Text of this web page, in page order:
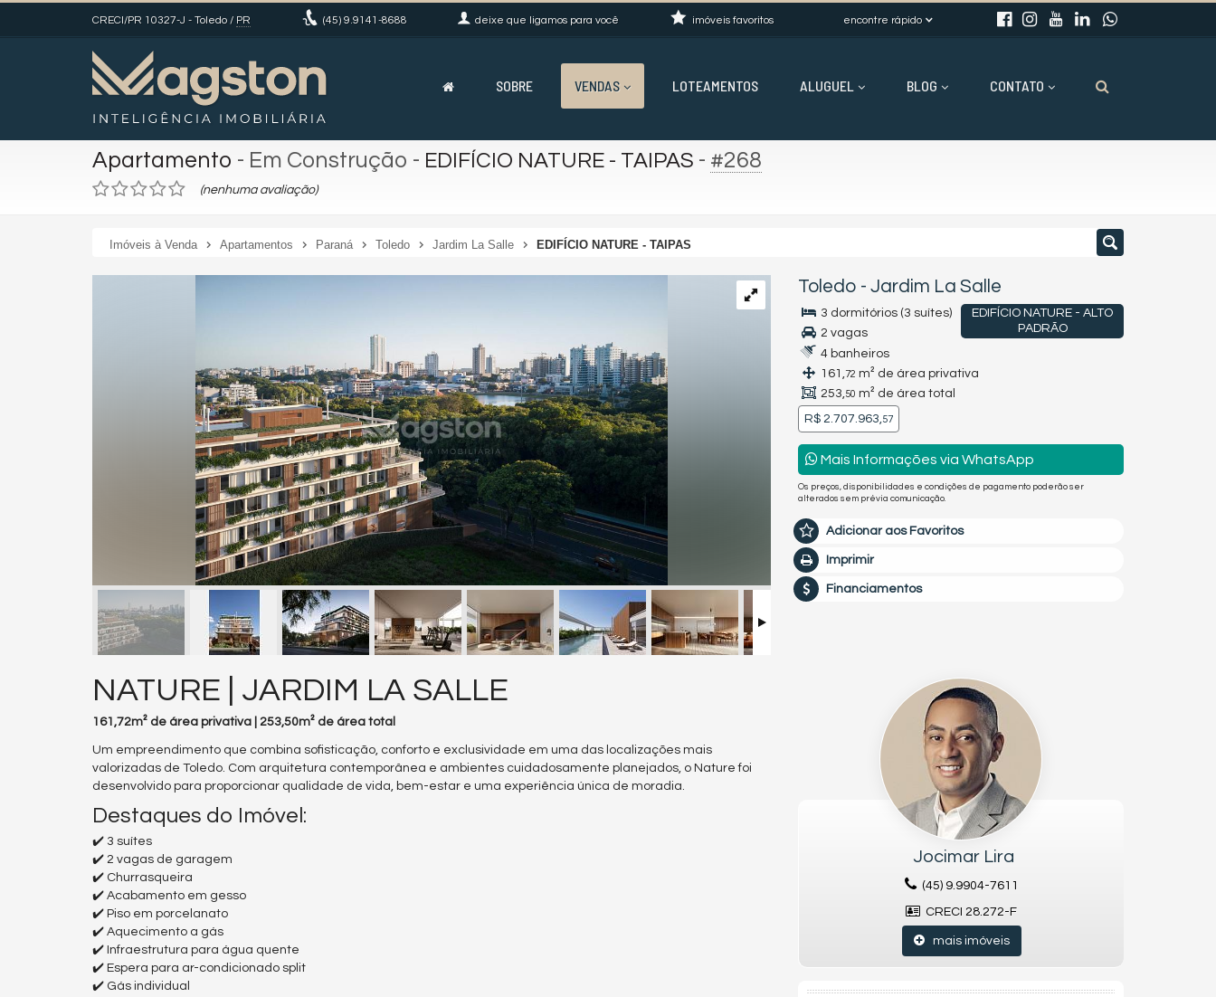
CRECI/PR 10327-J - Toledo / PR (45) 9.9141-8688 deixe que ligamos para você encontre rápido
imóveis favoritos
SOBRE VENDAS LOTEAMENTOS ALUGUEL BLOG CONTATO
Apartamento - Em Construção - EDIFÍCIO NATURE - TAIPAS - #268
(nenhuma avaliação)
Imóveis à Venda Apartamentos Paraná Toledo Jardim La Salle EDIFÍCIO NATURE - TAIPAS
Toledo - Jardim La Salle
EDIFÍCIO NATURE - ALTO
PADRÃO
3 dormitórios (3 suítes)
2 vagas
4 banheiros
161,72 m² de área privativa
253,50 m² de área total
R$ 2.707.963,57
Mais Informações via WhatsApp
Os preços, disponibilidades e condições de pagamento poderão ser
alterados sem prévia comunicação.
Adicionar aos Favoritos
Imprimir
Financiamentos
NATURE | JARDIM LA SALLE
161,72m² de área privativa | 253,50m² de área total
Um empreendimento que combina sofisticação, conforto e exclusividade em uma das localizações mais
valorizadas de Toledo. Com arquitetura contemporânea e ambientes cuidadosamente planejados, o Nature foi
desenvolvido para proporcionar qualidade de vida, bem-estar e uma experiência única de moradia.
Destaques do Imóvel:
✔️ 3 suítes
✔️ 2 vagas de garagem
✔️ Churrasqueira
✔️ Acabamento em gesso
✔️ Piso em porcelanato
✔️ Aquecimento a gás
✔️ Infraestrutura para água quente
✔️ Espera para ar-condicionado split
✔️ Gás individual
Jocimar Lira
(45) 9.9904-7611
CRECI 28.272-F
mais imóveis